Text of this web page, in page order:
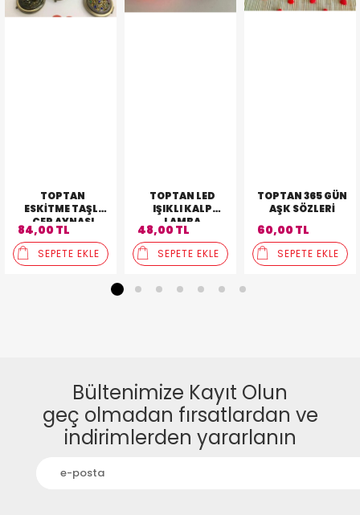
TOPTAN
ESKITME TAŞLI
CEP AYNASI
84,00 TL
SEPETE EKLE
TOPTAN LED
IŞIKLI KALP
LAMBA
48,00 TL
SEPETE EKLE
TOPTAN 365 GÜN
AŞK SÖZLERI
60,00 TL
SEPETE EKLE
2 3 4 5 6 7
Bültenimize Kayıt Olun
geç olmadan fırsatlardan ve
indirimlerden yararlanın